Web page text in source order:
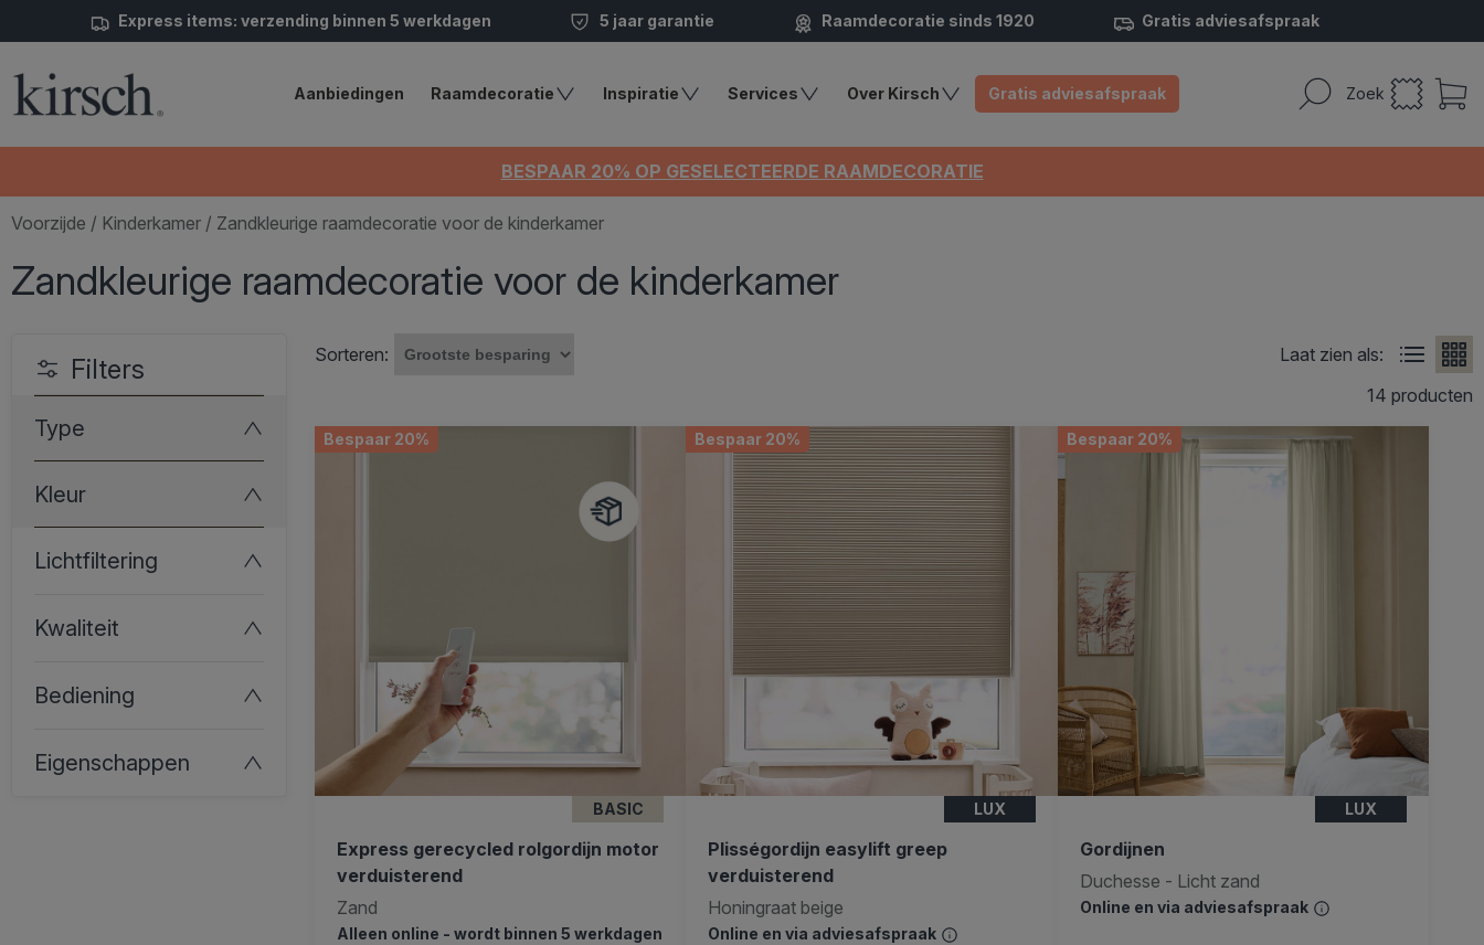
Express items: verzending binnen 5 werkdagen 5 jaar garantie Raamdecoratie sinds 1920 Gratis adviesafspraak
Zoek
Aanbiedingen Raamdecoratie Inspiratie Services Over Kirsch Gratis adviesafspraak
BESPAAR 20% OP GESELECTEERDE RAAMDECORATIE
Voorzijde / Kinderkamer / Zandkleurige raamdecoratie voor de kinderkamer
Zandkleurige raamdecoratie voor de kinderkamer
Filters
Type
Kleur
Lichtfiltering
Kwaliteit
Bediening
Eigenschappen
Sorteren:
Laat zien als:
14 producten
Bespaar 20%
BASIC
Express gerecycled rolgordijn motor
verduisterend
Zand
Alleen online - wordt binnen 5 werkdagen
Bespaar 20%
LUX
Plisségordijn easylift greep
verduisterend
Honingraat beige
Online en via adviesafspraak
Bespaar 20%
LUX
Gordijnen
Duchesse - Licht zand
Online en via adviesafspraak